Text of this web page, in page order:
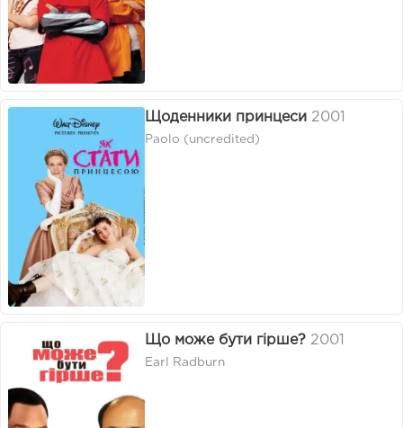
Щоденники принцеси 2001
Paolo (uncredited)
Що може бути гірше? 2001
Earl Radburn